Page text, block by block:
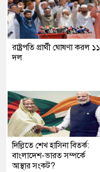
রাষ্ট্রপতি প্রার্থী ঘোষণা করল ১১
দল
দিল্লিতে শেখ হাসিনা বিতর্ক:
বাংলাদেশ-ভারত সম্পর্কে
আস্থার সংকট?